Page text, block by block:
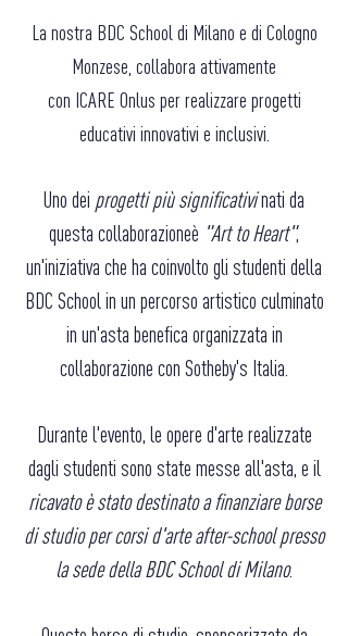
La nostra BDC School di Milano e di Cologno
Monzese, collabora attivamente
con ICARE Onlus per realizzare progetti
educativi innovativi e inclusivi.
Uno dei progetti più significativinati da
questa collaborazioneè "Art to Heart",
un'iniziativa che ha coinvolto gli studenti della
BDC School in un percorso artistico culminato
in un'asta benefica organizzata in
collaborazione con Sotheby's Italia.
Durante l'evento, le opere d'arte realizzate
dagli studenti sono state messe all'asta, e il
ricavato è stato destinato a finanziare borse
di studio per corsi d'arte after-school presso
la sede della BDC School di Milano.